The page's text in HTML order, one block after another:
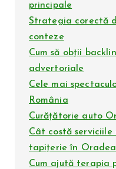
principale
Strategia corectă
conteze
Cum să obții
advertoriale
Cele mai
România
Curățătorie auto
Cât costă
tapițerie în Oradea
Cum ajută terapia